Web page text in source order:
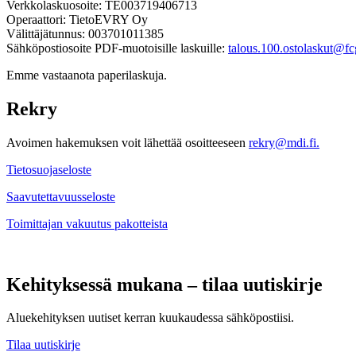
Verkkolaskuosoite: TE003719406713
Operaattori: TietoEVRY Oy
Välittäjätunnus: 003701011385
Sähköpostiosoite PDF-muotoisille laskuille:
Emme vastaanota paperilaskuja.
Rekry
Avoimen hakemuksen voit lähettää osoitteeseen rekry@mdi.fi.
Tietosuojaseloste
Saavutettavuusseloste
Toimittajan vakuutus pakotteista
Kehityksessä mukana – tilaa uutiskirje
Aluekehityksen uutiset kerran kuukaudessa sähköpostiisi.
Tilaa uutiskirje